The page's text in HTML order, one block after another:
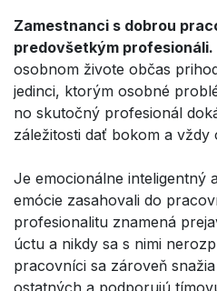
Zamestnanci s dobrou
predovšetkým profesionáli.
osobnom živote občas
jedinci, ktorým osobné
no skutočný profesionál
záležitosti dať bokom a vždy
Je emocionálne inteligentný
emócie zasahovali do
profesionalitu znamená
úctu a nikdy sa s nimi
pracovníci sa zároveň
ostatných a podporujú